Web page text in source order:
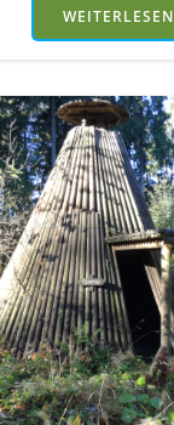
WEITERLESEN